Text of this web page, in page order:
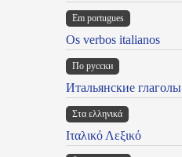
Em portugues
Os verbos italianos
По русски
Итальянские глаголы
Στα ελληνικά
Ιταλικό Λεξικό